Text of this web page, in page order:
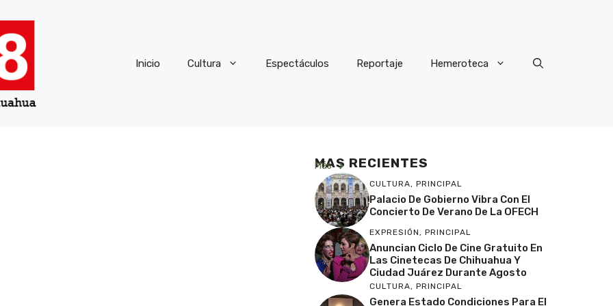
Inicio Cultura Espectáculos Reportaje Hemeroteca
MAS RECIENTES
Más
CULTURA, PRINCIPAL
Palacio De Gobierno Vibra Con El
Concierto De Verano De La OFECH
EXPRESIÓN, PRINCIPAL
Anuncian Ciclo De Cine Gratuito En
Las Cinetecas De Chihuahua Y
Ciudad Juárez Durante Agosto
CULTURA, PRINCIPAL
Genera Estado Condiciones Para El